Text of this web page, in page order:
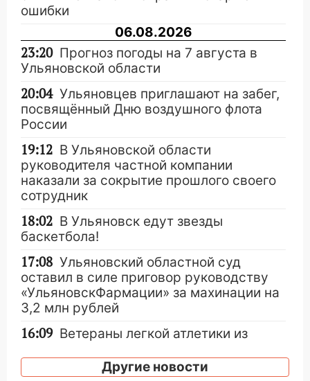
ошибки
06.08.2026
23:20 Прогноз погоды на 7 августа в
Ульяновской области
20:04 Ульяновцев приглашают на забег,
посвящённый Дню воздушного флота
России
19:12 В Ульяновской области
руководителя частной компании
наказали за сокрытие прошлого своего
сотрудник
18:02 В Ульяновск едут звезды
баскетбола!
17:08 Ульяновский областной суд
оставил в силе приговор руководству
«УльяновскФармации» за махинации на
3,2 млн рублей
16:09 Ветераны легкой атлетики из
Чемпионате РоссииДругие новости